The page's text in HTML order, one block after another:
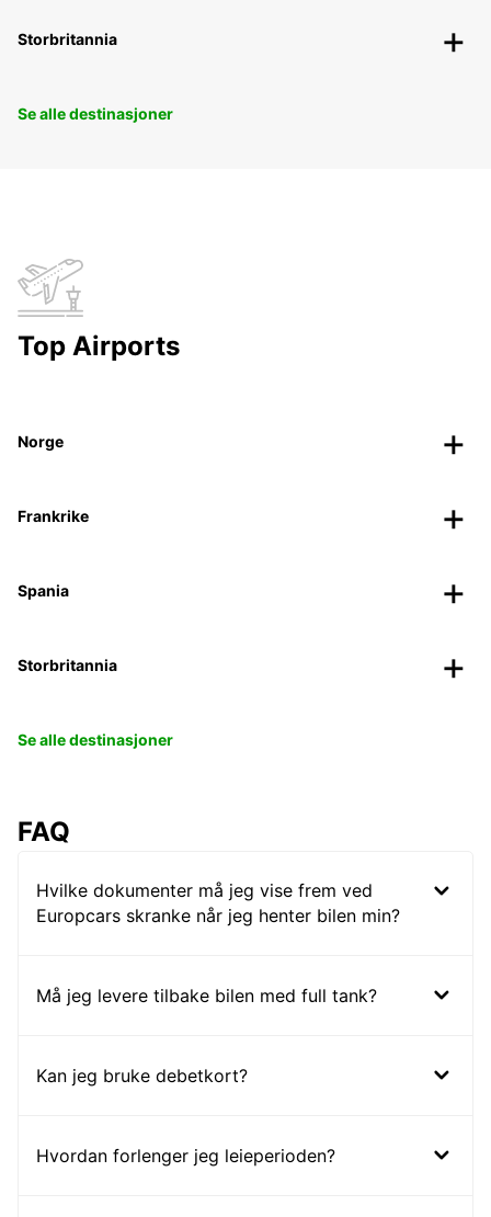
Storbritannia
Se alle destinasjoner
Top Airports
Norge
Frankrike
Spania
Storbritannia
Se alle destinasjoner
FAQ
Hvilke dokumenter må jeg vise frem ved
Europcars skranke når jeg henter bilen min?
Må jeg levere tilbake bilen med full tank?
Kan jeg bruke debetkort?
Hvordan forlenger jeg leieperioden?